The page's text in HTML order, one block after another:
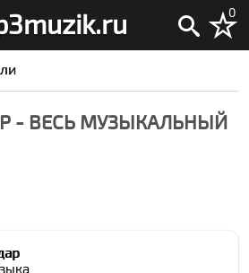
0
- ВЕСЬ МУЗЫКАЛЬНЫЙ